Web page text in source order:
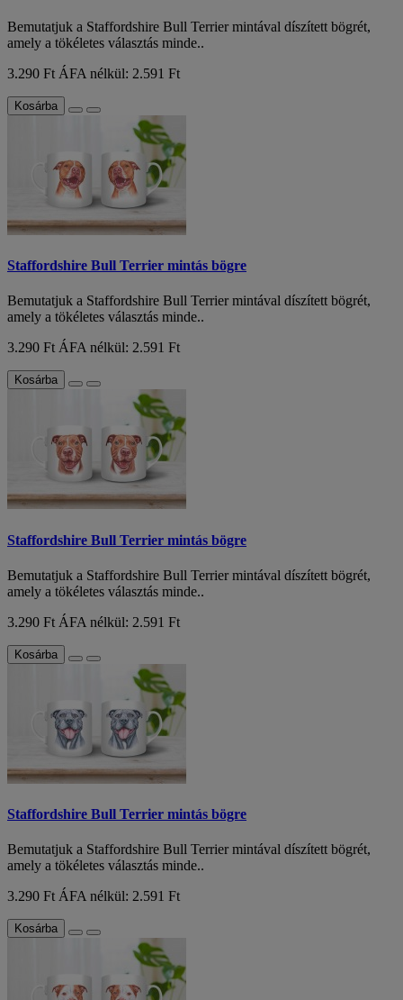
Bemutatjuk a Staffordshire Bull Terrier mintával díszített bögrét,
amely a tökéletes választás minde..
3.290 Ft ÁFA nélkül: 2.591 Ft
Kosárba
Staffordshire Bull Terrier mintás bögre
Bemutatjuk a Staffordshire Bull Terrier mintával díszített bögrét,
amely a tökéletes választás minde..
3.290 Ft ÁFA nélkül: 2.591 Ft
Kosárba
Staffordshire Bull Terrier mintás bögre
Bemutatjuk a Staffordshire Bull Terrier mintával díszített bögrét,
amely a tökéletes választás minde..
3.290 Ft ÁFA nélkül: 2.591 Ft
Kosárba
Staffordshire Bull Terrier mintás bögre
Bemutatjuk a Staffordshire Bull Terrier mintával díszített bögrét,
amely a tökéletes választás minde..
3.290 FtÁFA nélkül: 2.591 Ft
Kosárba